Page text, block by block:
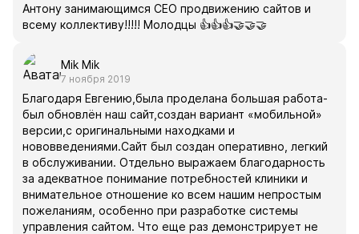
Антону занимающимся СЕО продвижению сайтов и
всему коллективу!!!!! Молодцы 👍👍👍🤝🤝🤝
Mik Mik
7 ноября 2019
Благодаря Евгению,была проделана большая работа-
был обновлён наш сайт,создан вариант «мобильной»
версии,с оригинальными находками и
нововведениями.Сайт был создан оперативно, легкий
в обслуживании. Отдельно выражаем благодарность
за адекватное понимание потребностей клиники и
внимательное отношение ко всем нашим непростым
пожеланиям, особенно при разработке системы
управления сайтом. Что еще раз демонстрирует не